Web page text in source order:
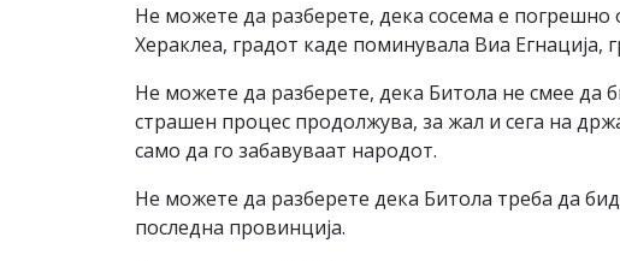
Не можете да разберете, дека сосема е погрешно
Хераклеа, градот каде поминувала Виа Егнација,
Не можете да разберете, дека Битола не смее да
страшен процес продолжува, за жал и сега на
само да го забавуваат народот.
Не можете да разберете дека Битола треба да
последна провинција.